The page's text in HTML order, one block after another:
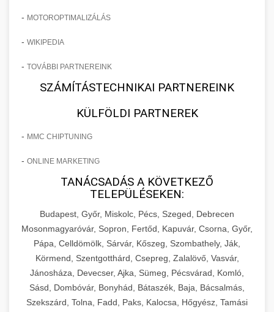
- MOTOROPTIMALIZÁLÁS
- WIKIPEDIA
- TOVÁBBI PARTNEREINK
SZÁMÍTÁSTECHNIKAI PARTNEREINK
KÜLFÖLDI PARTNEREK
- MMC CHIPTUNING
- ONLINE MARKETING
TANÁCSADÁS A KÖVETKEZŐ
TELEPÜLÉSEKEN:
Budapest, Győr, Miskolc, Pécs, Szeged, Debrecen
Mosonmagyaróvár, Sopron, Fertőd, Kapuvár, Csorna, Győr,
Pápa, Celldömölk, Sárvár, Kőszeg, Szombathely, Ják,
Körmend, Szentgotthárd, Csepreg, Zalalövő, Vasvár,
Jánosháza, Devecser, Ajka, Sümeg, Pécsvárad, Komló,
Sásd, Dombóvár, Bonyhád, Bátaszék, Baja, Bácsalmás,
Szekszárd, Tolna, Fadd, Paks, Kalocsa, Hőgyész, Tamási